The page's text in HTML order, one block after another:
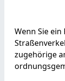
Wenn Sie
zugehörige